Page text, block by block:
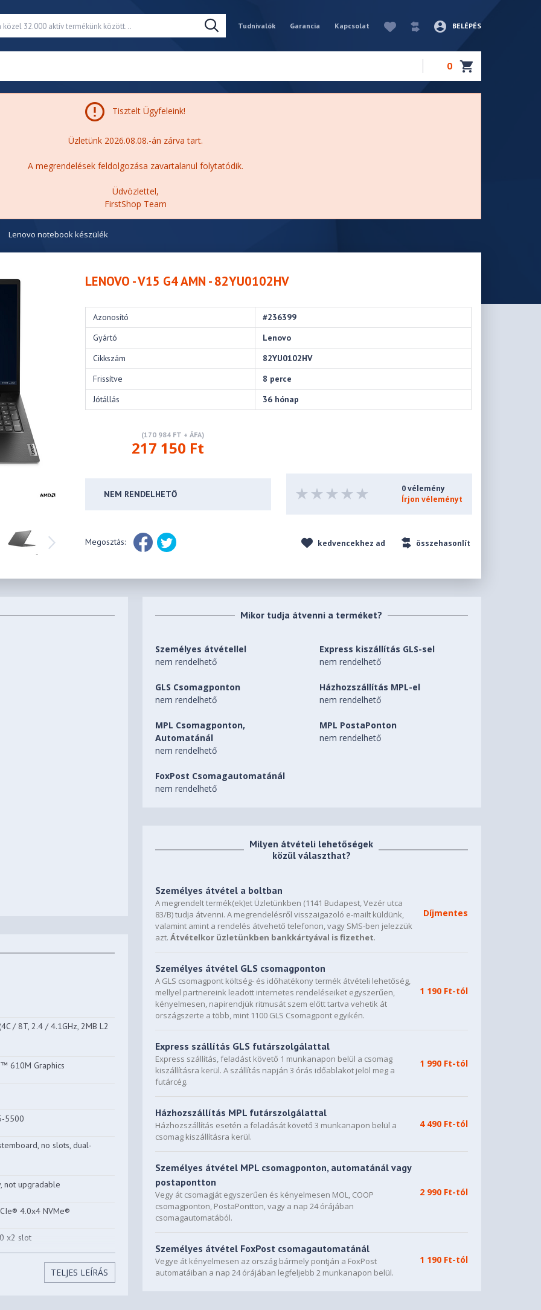
Tudnivalók Garancia Kapcsolat BELÉPÉS
0
Tisztelt Ügyfeleink!
Üzletünk 2026.08.08.-án zárva tart.
A megrendelések feldolgozása zavartalanul folytatódik.
Üdvözlettel,
FirstShop Team
Lenovo notebook készülék
LENOVO - V15 G4 AMN - 82YU0102HV
Azonosító
#236399
Gyártó
Lenovo
Cikkszám
82YU0102HV
Frissítve
8 perce
Jótállás
36 hónap
(170 984 FT + ÁFA)
217 150 Ft
NEM RENDELHETŐ
0 vélemény
Írjon véleményt
Megosztás: kedvencekhez ad összehasonlít
/ 8T, 2.4 / 4.1GHz, 2MB L2
610M Graphics
5500
no slots, dual-
not upgradable
4.0x4 NVMe®
x2 slot
TELJES LEÍRÁS
Mikor tudja átvenni a terméket?
Személyes átvétellel
nem rendelhető
Express kiszállítás GLS-sel
nem rendelhető
GLS Csomagponton
nem rendelhető
Házhozszállítás MPL-el
nem rendelhető
MPL Csomagponton,
Automatánál
nem rendelhető
MPL PostaPonton
nem rendelhető
FoxPost Csomagautomatánál
nem rendelhető
Milyen átvételi lehetőségek
közül választhat?
Személyes átvétel a boltban
A megrendelt termék(ek)et Üzletünkben (1141 Budapest, Vezér utca
83/B) tudja átvenni. A megrendelésről visszaigazoló e-mailt küldünk,
valamint amint a rendelés átvehető telefonon, vagy SMS-ben jelezzük
azt.Átvételkor üzletünkben bankkártyával is fizethet.
Díjmentes
Személyes átvétel GLS csomagponton
A GLS csomagpont költség- és időhatékony termék átvételi lehetőség,
mellyel partnereink leadott internetes rendeléseiket egyszerűen,
kényelmesen, napirendjük ritmusát szem előtt tartva vehetik át
országszerte a több, mint 1100 GLS Csomagpont egyikén.
1 190 Ft-tól
Express szállítás GLS futárszolgálattal
Express szállítás, feladást követő 1 munkanapon belül a csomag
kiszállításra kerül. A szállítás napján 3 órás időablakot jelöl meg a
futárcég.
1 990 Ft-tól
Házhozszállítás MPL futárszolgálattal
Házhozszállítás esetén a feladását követő 3 munkanapon belül a
csomag kiszállításra kerül.
4 490 Ft-tól
Személyes átvétel MPL csomagponton, automatánál vagy
postapontton
Vegy át csomagját egyszerűen és kényelmesen MOL, COOP
csomagponton, PostaPontton, vagy a nap 24 órájában
csomagautomatából.
2 990 Ft-tól
Személyes átvétel FoxPost csomagautomatánál
Vegye át kényelmesen az ország bármely pontján a FoxPost
automatáiban a nap 24 órájában legfeljebb 2 munkanapon belül.
1 190 Ft-tól